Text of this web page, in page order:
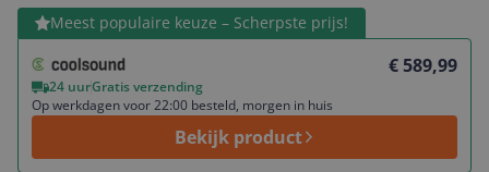
Meest populaire keuze – Scherpste prijs!
€ 589,99
24 uurGratis verzending
Op werkdagen voor 22:00 besteld, morgen in huis
Bekijk product
Bekijk product